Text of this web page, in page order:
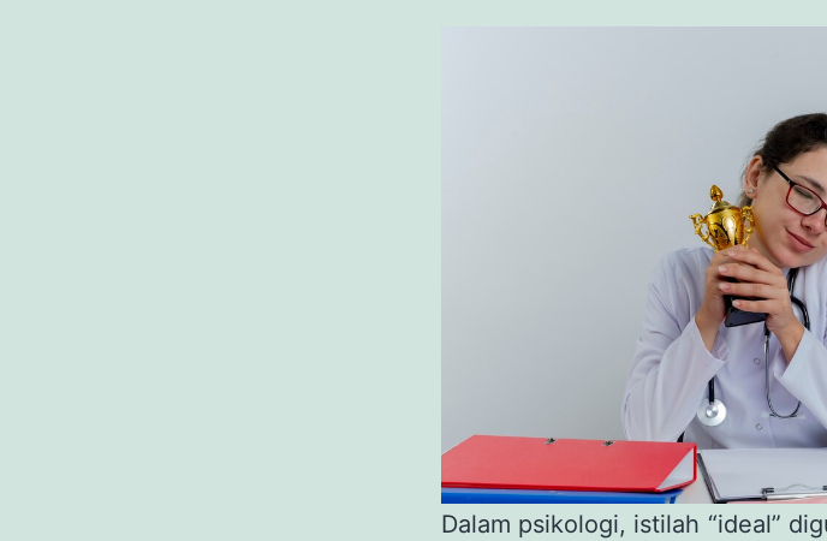
Dalam psikologi, istilah “ideal”